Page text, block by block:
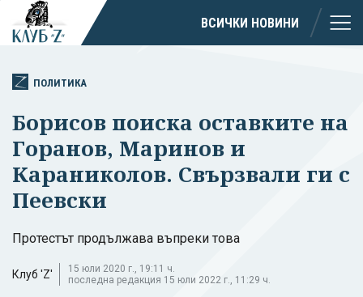
ВСИЧКИ НОВИНИ
ПОЛИТИКА
Борисов поиска оставките на
Горанов, Маринов и
Караниколов. Свързвали ги с
Пеевски
Протестът продължава въпреки това
Клуб 'Z'
15 юли 2020 г., 19:11 ч.
последна редакция 15 юли 2022 г., 11:29 ч.